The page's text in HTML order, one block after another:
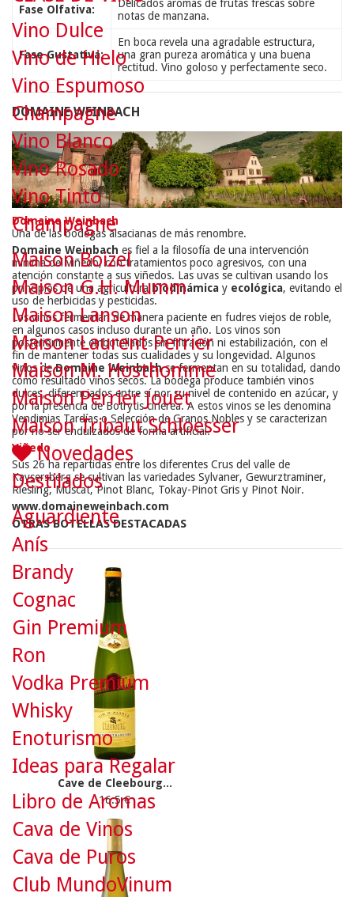
Fase Olfativa:
Delicados aromas de frutas frescas sobre
notas de manzana.
Fase Gustativa:
En boca revela una agradable estructura,
una gran pureza aromática y una buena
rectitud. Vino goloso y perfectamente seco.
DOMAINE WEINBACH
Domaine Weinbach
Una de las bodegas alsacianas de más renombre.
Domaine Weinbach es fiel a la filosofía de una intervención
mínima del viñedo, con tratamientos poco agresivos, con una
atención constante a sus viñedos. Las uvas se cultivan usando los
principios de una agricultura biodinámica y ecológica, evitando el
uso de herbicidas y pesticidas.
Los vinos fermentan de manera paciente en fudres viejos de roble,
en algunos casos incluso durante un año. Los vinos son
posteriormente embotellados sin filtración ni estabilización, con el
fin de mantener todas sus cualidades y su longevidad. Algunos
vinos deDomaine Weinbachse fermentan en su totalidad, dando
como resultado vinos secos. La bodega produce también vinos
dulces, diferenciados entre sí por su nivel de contenido en azúcar, y
por la presencia de Botrytis cinerea. A estos vinos se les denomina
Vendimias Tardías o Selección de Granos Nobles y se caracterizan
por no ser endulzados de forma artificial.
Viñedo
Sus 26 ha repartidas entre los diferentes Crus del valle de
Kaysersberg se cultivan las variedades Sylvaner, Gewurztraminer,
Riesling, Muscat, Pinot Blanc, Tokay-Pinot Gris y Pinot Noir.
www.domaineweinbach.com
OTRAS BOTELLAS DESTACADAS
Cave de Cleebourg...
16.5 €
Vino Dulce
Vino de Hielo
Vino Espumoso
Champagne
Vino Blanco
Vino Rosado
Vino Tinto
Champagne
Maison Boizel
Maison G.H. Mumm
Maison Lanson
Maison Laurent Perrier
Maison M. Hosthomme
Maison Perrier Jouët
Maison Tribaut Schloesser
Novedades
Destilados
Aguardiente
Anís
Brandy
Cognac
Gin Premium
Ron
Vodka Premium
Whisky
Enoturismo
Ideas para Regalar
Libro de Aromas
Cava de Vinos
Cava de Puros
Club MundoVinum